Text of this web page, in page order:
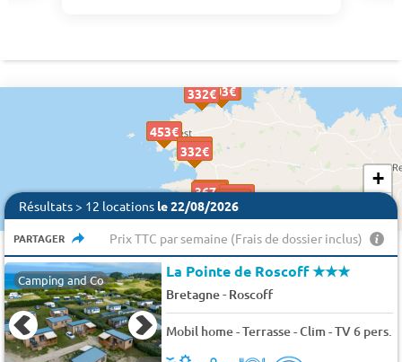
756 €
628 €
403€
332€
297€
451€
539€
332€
457€
453€
367€421€
403€
332€
297€
451€
539€
332€
457€
453€
367€421€
403€
+
Résultats > 12 locations le 22/08/2026
PARTAGER Prix TTC par semaine (Frais de dossier inclus)
Camping and Co La Pointe de Roscoff★★★
Bretagne- Roscoff
Mobil home - Terrasse - Clim - TV 6 pers.